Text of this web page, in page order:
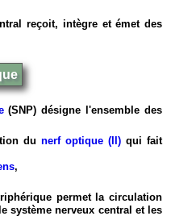
reçoit, intègre et émet des
(SNP) désigne l'ensemble des
du nerf optique (II) qui fait
,
permet la circulation
système nerveux central et les